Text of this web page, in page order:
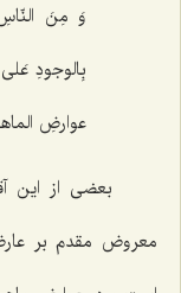
وَ مِنَ
بِالوجودِ
عوارضِ
بعضی از این
معروض مقدم بر